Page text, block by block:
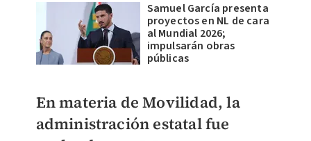
Samuel García presenta
proyectos en NL de cara
al Mundial 2026;
impulsarán obras
públicas
En materia de Movilidad, la
administración estatal fue